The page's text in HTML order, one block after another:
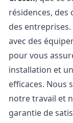
résidences, des
des
avec des
pour vous
installation et
efficaces. Nous
notre travail et
garantie de